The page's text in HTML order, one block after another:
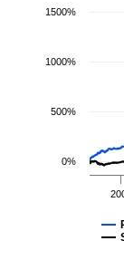
0%
500%
1000%
1500%